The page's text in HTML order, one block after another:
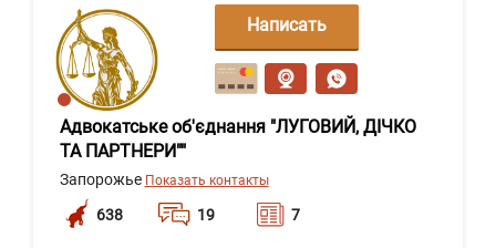
Адвокатське об'єднання "ЛУГОВИЙ, ДІЧКО
ТА ПАРТНЕРИ""
Запорожье Показать контакты
638 19 7
Написать
сообщение